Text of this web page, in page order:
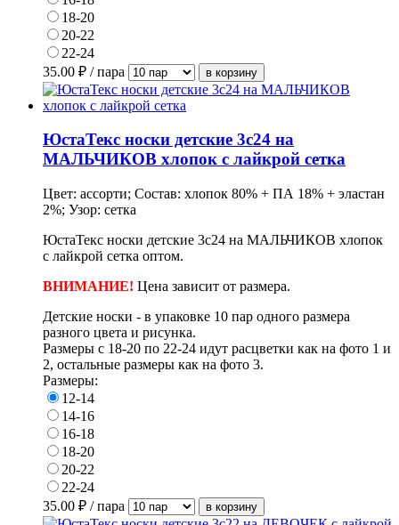
18-20
20-22
22-24
35.00 ₽ / пара
ЮстаТекс носки детские 3с24 на
МАЛЬЧИКОВ хлопок с лайкрой сетка
Цвет: ассорти; Состав: хлопок 80% + ПА 18% + эластан
2%; Узор: сетка
ЮстаТекс носки детские 3с24 на МАЛЬЧИКОВ хлопок
с лайкрой сетка оптом.
ВНИМАНИЕ! Цена зависит от размера.
Детские носки - в упаковке 10 пар одного размера
разного цвета и рисунка.
Размеры с 18-20 по 22-24 идут расцветки как на фото 1 и
2, остальные размеры как на фото 3.
Размеры:
12-14
14-16
16-18
18-20
20-22
22-24
35.00 ₽ / пара